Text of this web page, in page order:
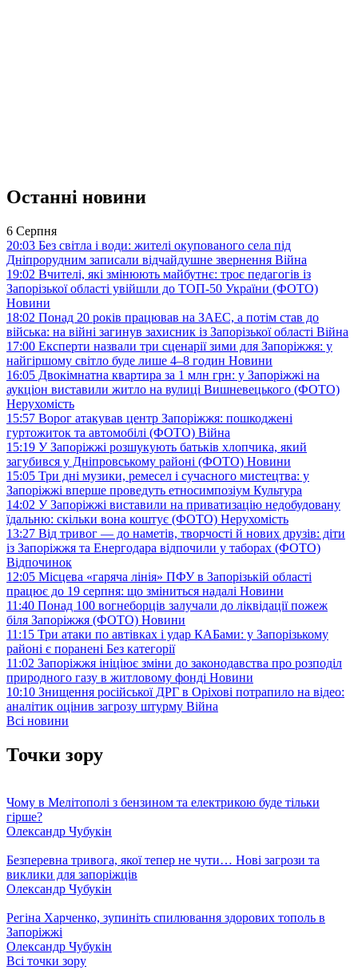
Останні новини
6 Серпня
20:03 Без світла і води: жителі окупованого села під
Дніпрорудним записали відчайдушне звернення Війна
19:02 Вчителі, які змінюють майбутнє: троє педагогів із
Запорізької області увійшли до ТОП-50 України (ФОТО)
Новини
18:02 Понад 20 років працював на ЗАЕС, а потім став до
війська: на війні загинув захисник із Запорізької області Війна
17:00 Експерти назвали три сценарії зими для Запоріжжя: у
найгіршому світло буде лише 4–8 годин Новини
16:05 Двокімнатна квартира за 1 млн грн: у Запоріжжі на
аукціон виставили житло на вулиці Вишневецького (ФОТО)
Нерухомість
15:57 Ворог атакував центр Запоріжжя: пошкоджені
гуртожиток та автомобілі (ФОТО) Війна
15:19 У Запоріжжі розшукують батьків хлопчика, який
загубився у Дніпровському районі (ФОТО) Новини
15:05 Три дні музики, ремесел і сучасного мистецтва: у
Запоріжжі вперше проведуть етносимпозіум Культура
14:02 У Запоріжжі виставили на приватизацію недобудовану
їдальню: скільки вона коштує (ФОТО) Нерухомість
13:27 Від тривог — до наметів, творчості й нових друзів: діти
із Запоріжжя та Енергодара відпочили у таборах (ФОТО)
Відпочинок
12:05 Місцева «гаряча лінія» ПФУ в Запорізькій області
працює до 19 серпня: що зміниться надалі Новини
11:40 Понад 100 вогнеборців залучали до ліквідації пожеж
біля Запоріжжя (ФОТО) Новини
11:15 Три атаки по автівках і удар КАБами: у Запорізькому
районі є поранені Без категорії
11:02 Запоріжжя ініціює зміни до законодавства про розподіл
природного газу в житловому фонді Новини
10:10 Знищення російської ДРГ в Оріхові потрапило на відео:
аналітик оцінив загрозу штурму Війна
Всі новини
Точки зору
Чому в Мелітополі з бензином та електрикою буде тільки
гірше?
Олександр Чубукін
Безперевна тривога, якої тепер не чути… Нові загрози та
виклики для запоріжців
Олександр Чубукін
Регіна Харченко, зупиніть спилювання здорових тополь в
Запоріжжі
Олександр Чубукін
Всі точки зору